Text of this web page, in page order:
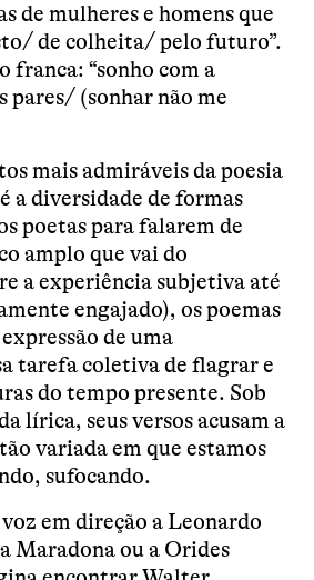
de mulheres e homens que
de colheita/ pelo futuro”.
franca: “sonho com a
pares/ (sonhar não me
mais admiráveis da poesia
a diversidade de formas
poetas para falarem de
amplo que vai do
a experiência subjetiva até
engajado), os poemas
de uma
tarefa coletiva de flagrar e
do tempo presente. Sob
lírica, seus versos acusam a
variada em que estamos
sufocando.
em direção a Leonardo
Maradona ou a Orides